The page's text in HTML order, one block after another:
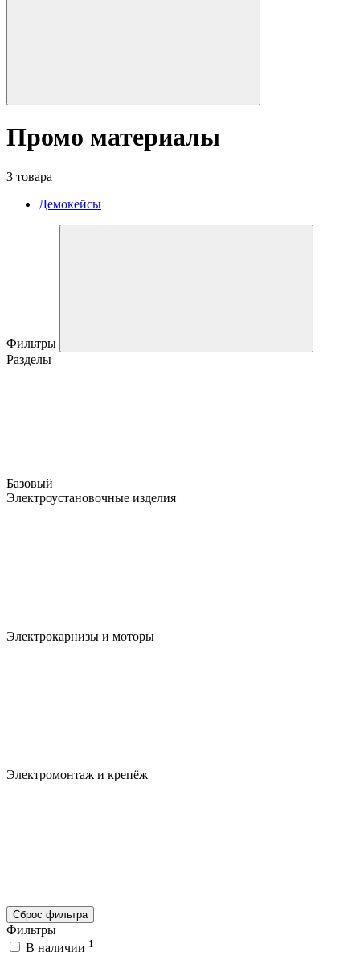
Промо материалы
3 товара
Демокейсы
Фильтры
Разделы
Базовый
Электроустановочные изделия
Электрокарнизы и моторы
Электромонтаж и крепёж
Сброс фильтра
Фильтры
В наличии 1